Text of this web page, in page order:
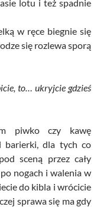
lotu i też spadnie
w ręce biegnie się
się rozlewa sporą
to… ukryjcie gdzieś
piwko czy kawę
barierki, dla tych co
sceną przez cały
nogach i walenia w
do kibla i wrócicie
sprawa się ma gdy